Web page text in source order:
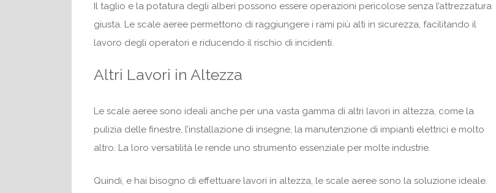
Il taglio e la potatura degli alberi possono essere operazioni pericolose senza l’attrezzatura
giusta. Le scale aeree permettono di raggiungere i rami più alti in sicurezza, facilitando il
lavoro degli operatori e riducendo il rischio di incidenti.
Altri Lavori in Altezza
Le scale aeree sono ideali anche per una vasta gamma di altri lavori in altezza, come la
pulizia delle finestre, l’installazione di insegne, la manutenzione di impianti elettrici e molto
altro. La loro versatilità le rende uno strumento essenziale per molte industrie.
Quindi, e hai bisogno di effettuare lavori in altezza, le scale aeree sono la soluzione ideale.